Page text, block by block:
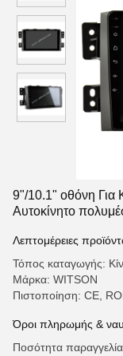
9"/10.1" οθόνη Για
Αυτοκίνητο
Λεπτομέρειες
Τόπος καταγωγής:
Μάρκα: WITSON
Πιστοποίηση: CE,
Όροι πληρωμής &
Ποσότητα